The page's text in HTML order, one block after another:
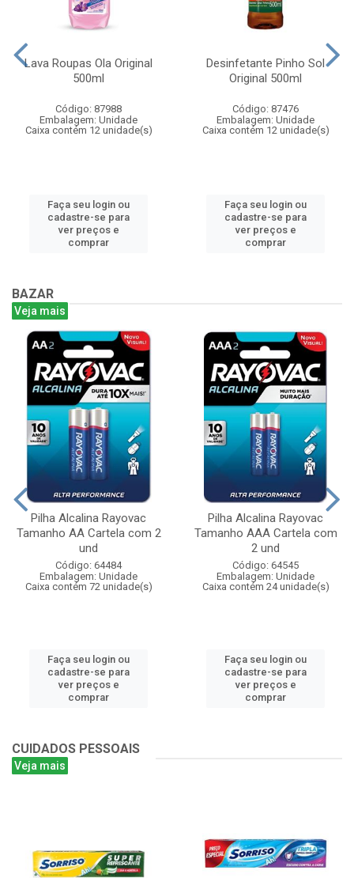
Lava Roupas Ola Original
500ml
Código: 87988
Embalagem: Unidade
Caixa contém 12 unidade(s)
Faça seu login ou
cadastre-se para
ver preços e
comprar
Desinfetante Pinho Sol
Original 500ml
Código: 87476
Embalagem: Unidade
Caixa contém 12 unidade(s)
Faça seu login ou
cadastre-se para
ver preços e
comprar
BAZAR
Veja mais
Pilha Alcalina Rayovac
Tamanho AA Cartela com 2
und
Código: 64484
Embalagem: Unidade
Caixa contém 72 unidade(s)
Faça seu login ou
cadastre-se para
ver preços e
comprar
Pilha Alcalina Rayovac
Tamanho AAA Cartela com
2 und
Código: 64545
Embalagem: Unidade
Caixa contém 24 unidade(s)
Faça seu login ou
cadastre-se para
ver preços e
comprar
CUIDADOS PESSOAIS
Veja mais